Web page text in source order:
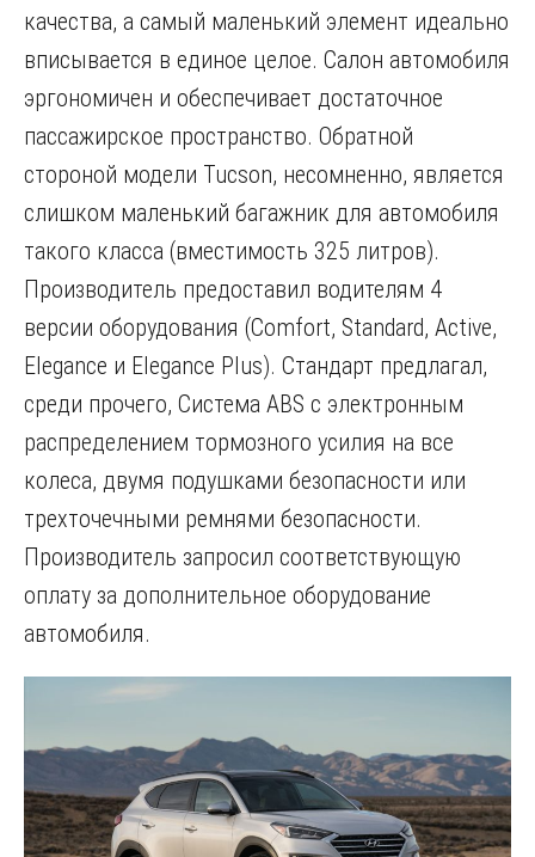
качества, а самый маленький элемент идеально
вписывается в единое целое. Салон автомобиля
эргономичен и обеспечивает достаточное
пассажирское пространство. Обратной
стороной модели Tucson, несомненно, является
слишком маленький багажник для автомобиля
такого класса (вместимость 325 литров).
Производитель предоставил водителям 4
версии оборудования (Comfort, Standard, Active,
Elegance и Elegance Plus). Стандарт предлагал,
среди прочего, Система ABS с электронным
распределением тормозного усилия на все
колеса, двумя подушками безопасности или
трехточечными ремнями безопасности.
Производитель запросил соответствующую
оплату за дополнительное оборудование
автомобиля.